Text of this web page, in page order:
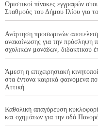
Οριστικοί πίνακες εγγραφών
Σταθμούς του Δήμου Ιλίου για
Ανάρτηση προσωρινών
ανακοίνωσης για την πρόσληψη
σχολικών μονάδων, διδακτικού
Άμεση η επιχειρησιακή
στα έντονα καιρικά φαινόμενα
Αττική
Καθολική απαγόρευση
και οχημάτων για την οδό